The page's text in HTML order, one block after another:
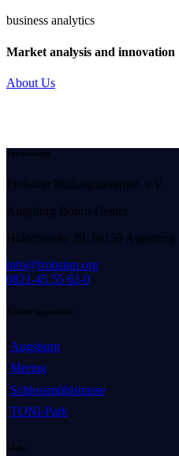
business analytics
Market analysis and innovation
About Us
Verwaltung
Frohsinn Bildungszentrum e.V.
Augsburg Bohus Center
Halderstraße 29, 86150 Augsburg
info@frohsinn.org
0821-45 55 62-0
Kindertagesstätte
Augsburg
Mering
Schlossmühlstrasse
TONI-Park
Links